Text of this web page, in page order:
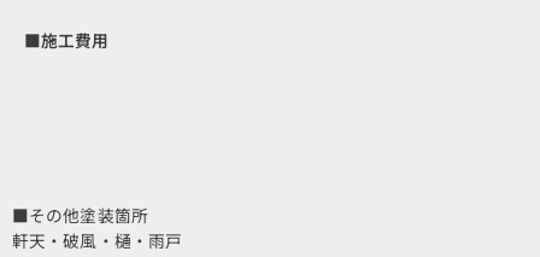
■施工費用
■その他塗装箇所
軒天・破風・樋・雨戸